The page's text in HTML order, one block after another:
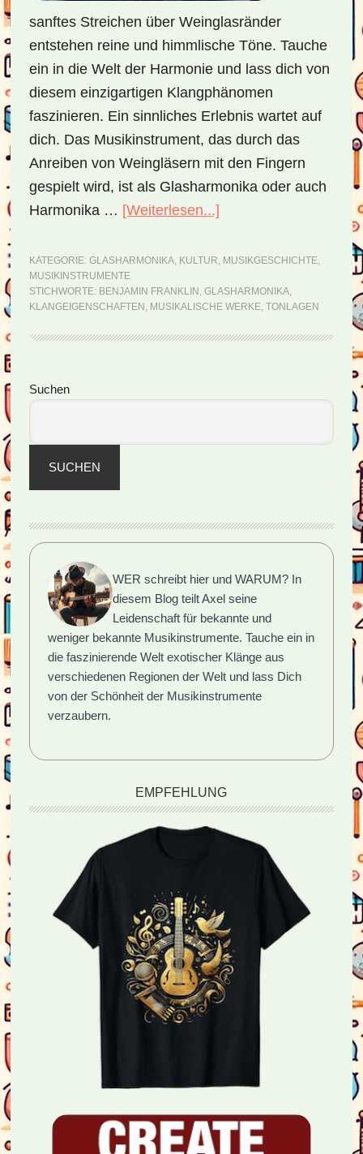
sanftes Streichen über Weinglasränder
entstehen reine und himmlische Töne. Tauche
ein in die Welt der Harmonie und lass dich von
diesem einzigartigen Klangphänomen
faszinieren. Ein sinnliches Erlebnis wartet auf
dich. Das Musikinstrument, das durch das
Anreiben von Weingläsern mit den Fingern
gespielt wird, ist als Glasharmonika oder auch
Harmonika … [Weiterlesen...]
Musik
dem
KATEGORIE: GLASHARMONIKA, KULTUR, MUSIKGESCHICHTE,
MUSIKINSTRUMENTE
STICHWORTE: BENJAMIN FRANKLIN , GLASHARMONIKA,
KLANGEIGENSCHAFTEN , MUSIKALISCHE WERKE, TONLAGEN
Seitenspalte
Suchen
SUCHEN
WER schreibt hier und WARUM? In
diesem Blog teilt Axel seine
Leidenschaft für bekannte und
weniger bekannte Musikinstrumente. Tauche ein in
die faszinierende Welt exotischer Klänge aus
verschiedenen Regionen der Welt und lass Dich
von der Schönheit der Musikinstrumente
verzaubern.
EMPFEHLUNG